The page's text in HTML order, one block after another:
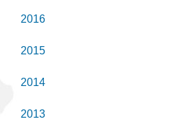
2016
2015
2014
2013